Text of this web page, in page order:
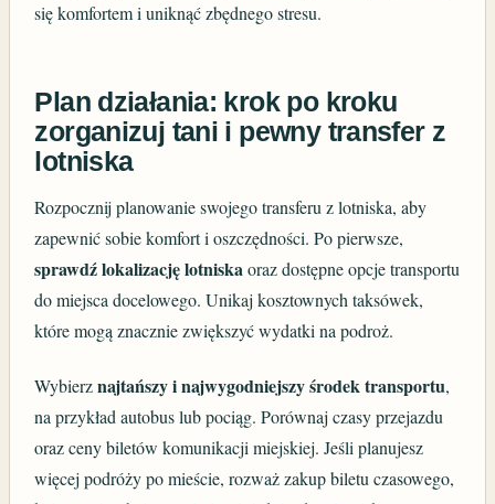
się komfortem i uniknąć zbędnego stresu.
Plan działania: krok po kroku
zorganizuj tani i pewny transfer z
lotniska
Rozpocznij planowanie swojego transferu z lotniska, aby
zapewnić sobie komfort i oszczędności. Po pierwsze,
sprawdź lokalizację lotniskaoraz dostępne opcje transportu
do miejsca docelowego. Unikaj kosztownych taksówek,
które mogą znacznie zwiększyć wydatki na podroż.
Wybierznajtańszy i najwygodniejszy środek transportu,
na przykład autobus lub pociąg. Porównaj czasy przejazdu
oraz ceny biletów komunikacji miejskiej. Jeśli planujesz
więcej podróży po mieście, rozważ zakup biletu czasowego,